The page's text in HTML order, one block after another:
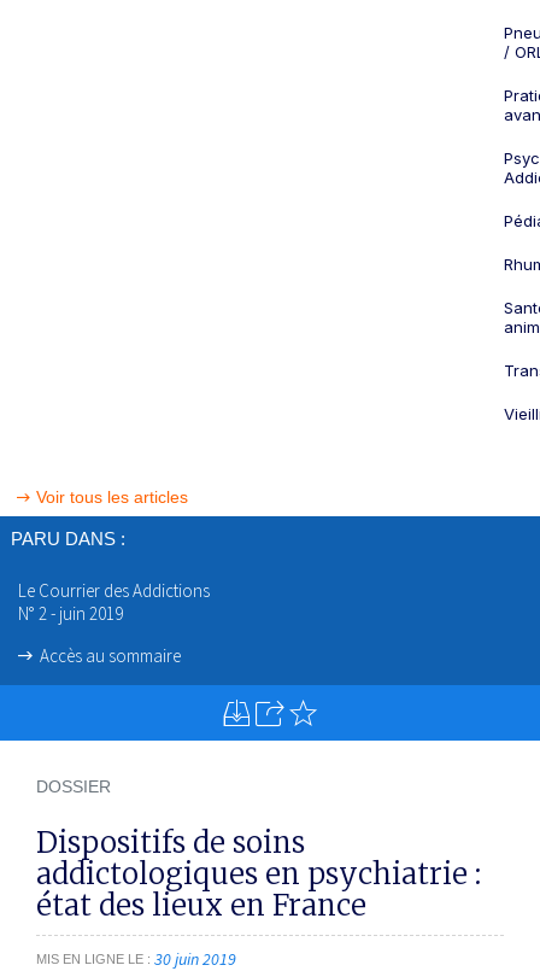
/
Voir tous les articles
PARU DANS :
Le Courrier des Addictions
N° 2 - juin 2019
Accès au sommaire
DOSSIER
Dispositifs de soins
addictologiques en psychiatrie :
état des lieux en France
MIS EN LIGNE LE 30 juin 2019